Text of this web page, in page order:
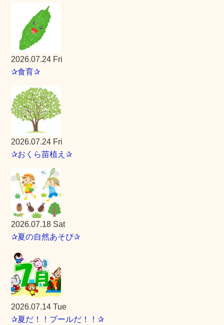
2026.07.24 Fri
✰食育✰
2026.07.24 Fri
✰おくら苗植え✰
2026.07.18 Sat
✰夏の自然あそび✰
2026.07.14 Tue
✰夏だ！！プールだ！！✰